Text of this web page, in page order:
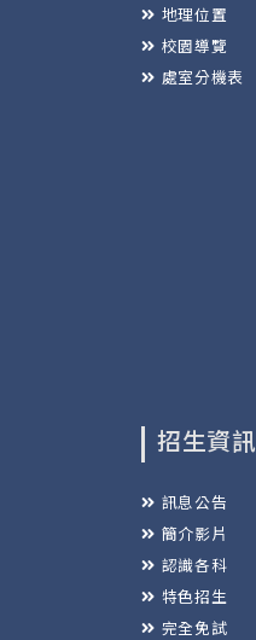
地理位置
校園導覽
處室分機表
招生資訊
訊息公告
簡介影片
認識各科
特色招生
完全免試